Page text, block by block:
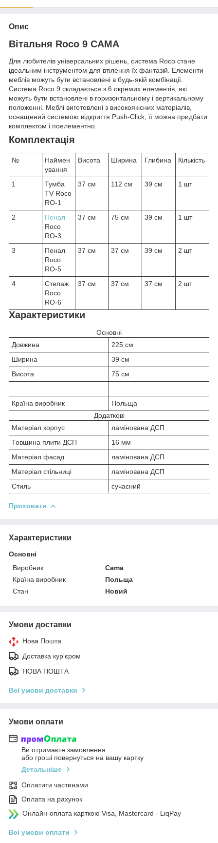
Опис
Вітальня Roco 9 CAMA
Для любителів універсальних рішень, система Roco стане
ідеальним інструментом для втілення їх фантазій. Елементи
меблів можуть бути встановлені в будь-якій комбінації.
Система Roco 9 складається з 6 окремих елементів, які
можуть бути встановлені в горизонтальному і вертикальному
положенні. Меблі виготовлені з високоякісних матеріалів,
оснащений системою відкриття Push-Click, її можна придбати
комплектом і поелементно.
Комплектація
№
Наймен
ування
Висота Ширина Глибина Кількість
1
Тумба
TV Roco
RO-1
37 см 112 см 39 см 1 шт
2
Пенал
Roco
RO-3
37 см 75 см 39 см 1 шт
3
Пенал
Roco
RO-5
37 см 37 см 39 см 2 шт
4
Стелаж
Roco
RO-6
37 см 37 см 37 см 2 шт
Характеристики
Основні
Довжина
225 см
Ширина
39 см
Висота
75 см
Країна виробник
Польща
Додаткові
Матеріал корпус
ламінована ДСП
Товщина плити ДСП
16 мм
Матеріал фасад
ламінована ДСП
Матеріал стільниці
ламінована ДСП
Стиль
сучасний
Приховати
Характеристики
Основні
Виробник
Cama
Країна виробник
Польща
Стан
Новий
Умови доставки
Нова Пошта
Доставка кур'єром
НОВА ПОШТА
Всі умови доставки
Умови оплати
Ви отримаєте замовлення
або гроші повернуться на вашу картку
Детальніше
Оплатити частинами
Оплата на рахунок
Онлайн-оплата карткою Visa, Mastercard - LiqPay
Всі умови оплати